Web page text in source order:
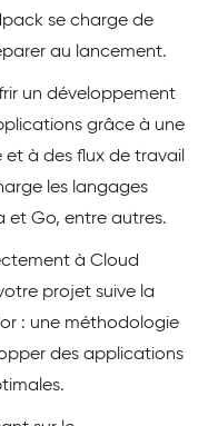
se charge de
au lancement.
un développement
grâce à une
à des flux de travail
les langages
et Go, entre autres.
à Cloud
projet suive la
: une méthodologie
des applications